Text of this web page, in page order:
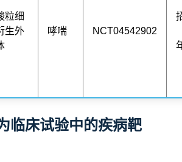
粒细
生外
哮喘 NCT04542902
临床试验中的疾病靶